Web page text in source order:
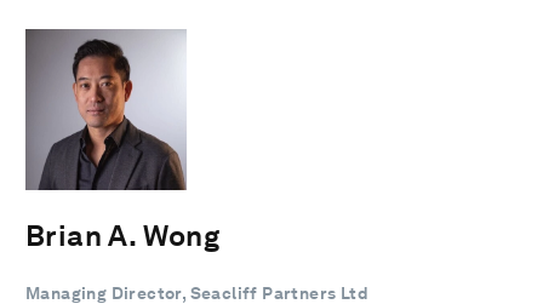
Brian A. Wong
Managing Director, Seacliff Partners Ltd